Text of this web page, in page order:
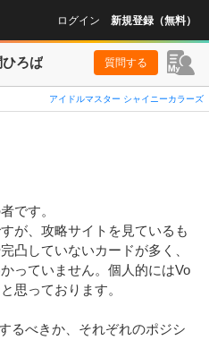
ログイン 新規登録（無料）
ろば 質問する
アイドルマスター シャイニーカラーズ
です。
が、攻略サイトを見ているも
凸していないカードが多く、
っていません。個人的にはVo
思っております。
るべきか、それぞれのポジシ